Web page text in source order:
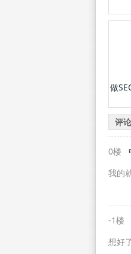
做
评
0楼
我的
-1楼
想好